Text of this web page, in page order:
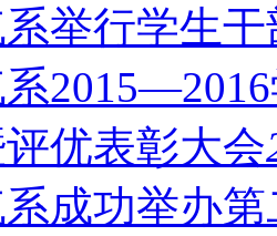
举行学生
优表彰大会
成功举办